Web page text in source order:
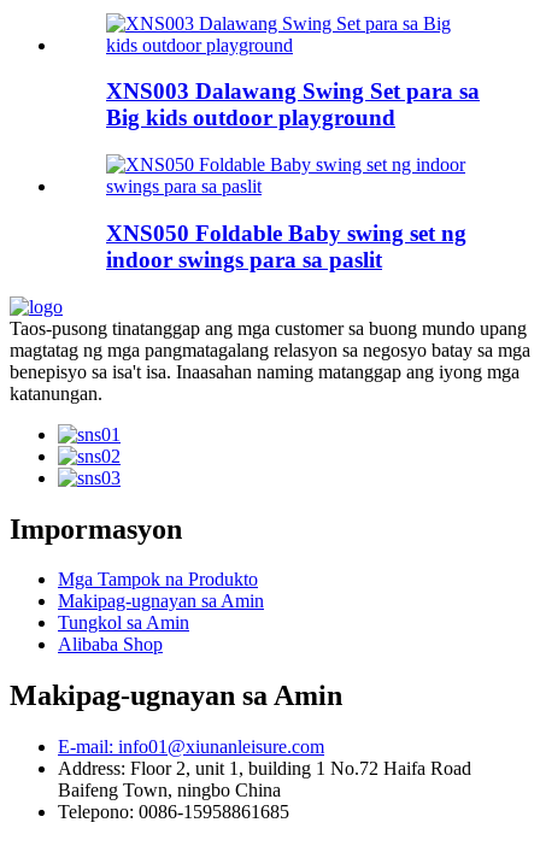
XNS003 Dalawang Swing Set para sa
Big kids outdoor playground
XNS050 Foldable Baby swing set ng
indoor swings para sa paslit
Taos-pusong tinatanggap ang mga customer sa buong mundo upang
magtatag ng mga pangmatagalang relasyon sa negosyo batay sa mga
benepisyo sa isa't isa. Inaasahan naming matanggap ang iyong mga
katanungan.
Impormasyon
Mga Tampok na Produkto
Makipag-ugnayan sa Amin
Tungkol sa Amin
Alibaba Shop
Makipag-ugnayan sa Amin
E-mail: info01@xiunanleisure.com
Address: Floor 2, unit 1, building 1 No.72 Haifa Road
Baifeng Town, ningbo China
Telepono: 0086-15958861685